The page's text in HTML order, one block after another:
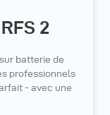
2
batterie de
professionnels
- avec une